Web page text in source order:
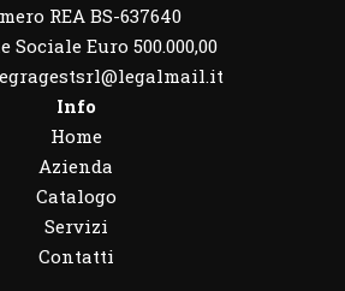
REA BS-637640
Sociale Euro 500.000,00
Info
Home
Azienda
Catalogo
Servizi
Contatti